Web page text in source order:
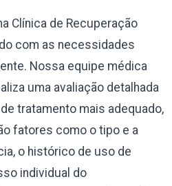
Clínica de Recuperação
com as necessidades
Nossa equipe médica
uma avaliação detalhada
tratamento mais adequado,
fatores como o tipo e a
o histórico de uso de
individual do